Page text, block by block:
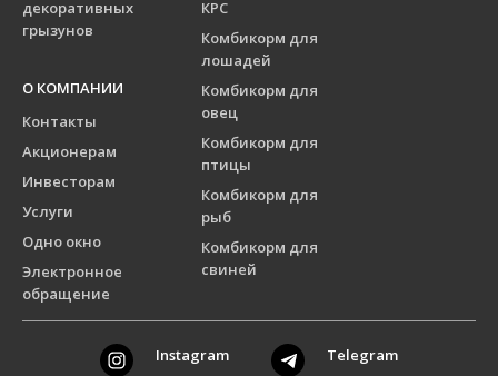
декоративных
грызунов
КРС
Комбикорм для
лошадей
Комбикорм для
овец
Комбикорм для
птицы
Комбикорм для
рыб
Комбикорм для
свиней
О КОМПАНИИ
Контакты
Акционерам
Инвесторам
Услуги
Одно окно
Электронное
обращение
Instagram Telegram